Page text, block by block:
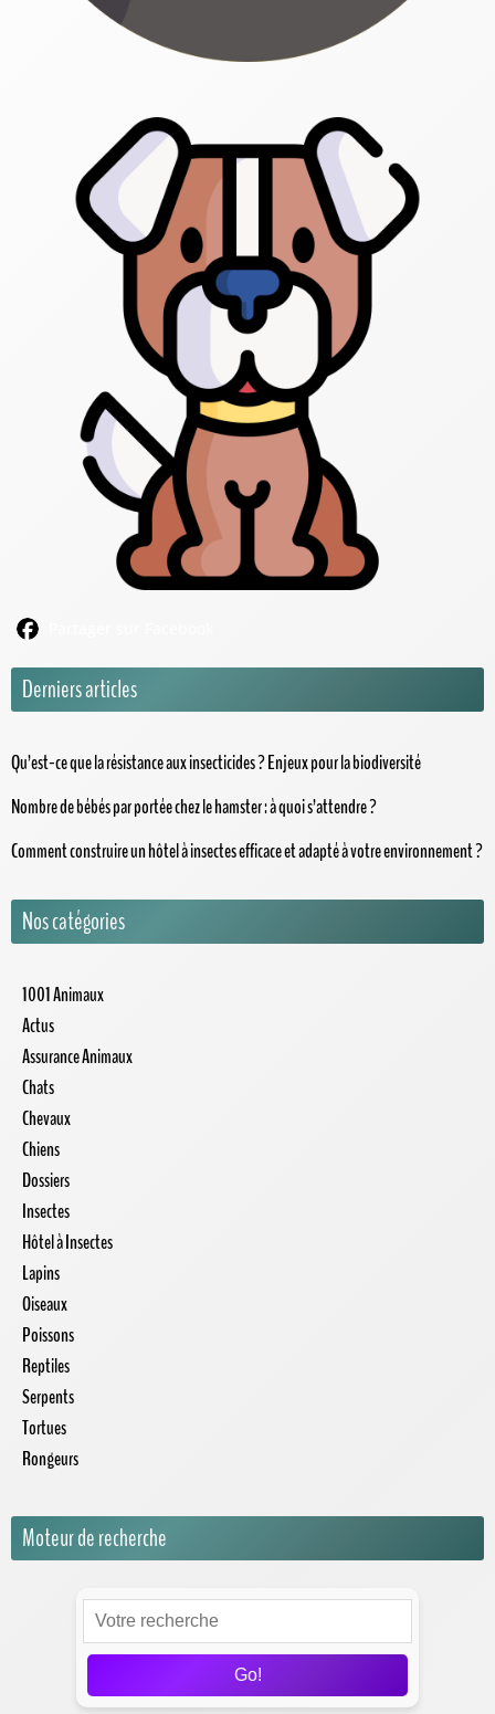
Derniers articles
Qu’est-ce que la résistance aux insecticides ? Enjeux pour la biodiversité
Nombre de bébés par portée chez le hamster : à quoi s’attendre ?
Comment construire un hôtel à insectes efficace et adapté à votre environnement ?
Nos catégories
1001 Animaux
Actus
Assurance Animaux
Chats
Chevaux
Chiens
Dossiers
Insectes
Hôtel à Insectes
Lapins
Oiseaux
Poissons
Reptiles
Serpents
Tortues
Rongeurs
Moteur de recherche
Go!